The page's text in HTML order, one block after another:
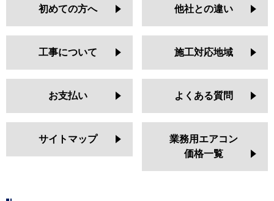
初めての方へ 他社との違い
工事について 施工対応地域
お支払い よくある質問
サイトマップ
業務用エアコン
価格一覧